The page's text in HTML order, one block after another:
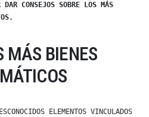
DAR CONSEJOS SOBRE LOS MÁS
MÁS BIENES
ELEMENTOS VINCULADOS